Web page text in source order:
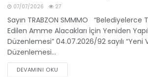
07/07/2026 27
Sayın TRABZON SMMMO “Belediyelerce
Edilen Amme Alacakları İçin Yeniden
Düzenlemesi” 04.07.2026/92 sayılı “Yeni
Düzenlemesi...
DEVAMINI OKU